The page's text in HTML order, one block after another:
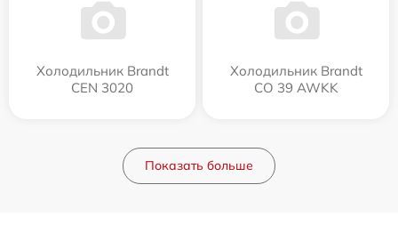
Холодильник Brandt
CEN 3020
Холодильник Brandt
CO 39 AWKK
Показать больше